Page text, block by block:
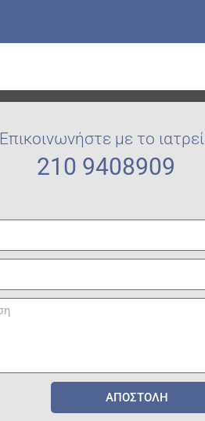
Επικοινωνήστε με το
210 9408909
ΑΠΟΣΤΟΛΗ